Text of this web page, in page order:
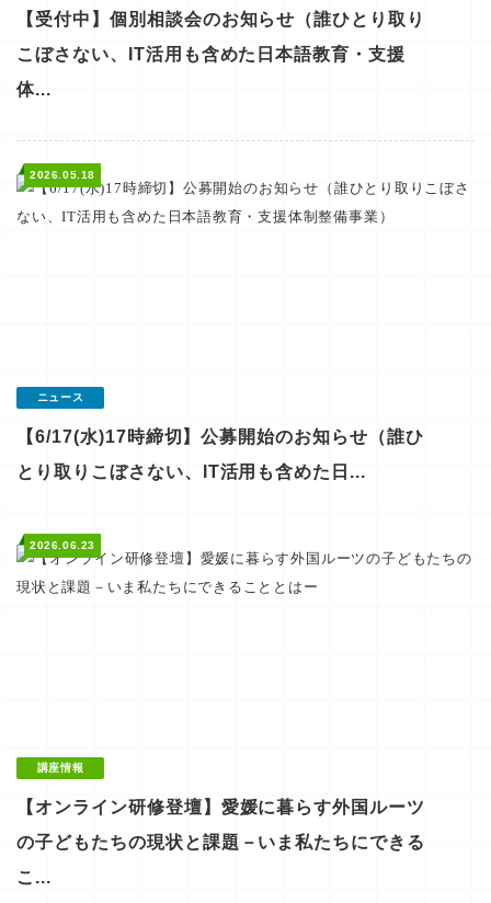
【受付中】個別相談会のお知らせ（誰ひとり取り
こぼさない、IT活用も含めた日本語教育・支援
体...
2026.05.18
ニュース
【6/17(水)17時締切】公募開始のお知らせ（誰ひ
とり取りこぼさない、IT活用も含めた日...
2026.06.23
講座情報
【オンライン研修登壇】愛媛に暮らす外国ルーツ
の子どもたちの現状と課題－いま私たちにできる
こ...